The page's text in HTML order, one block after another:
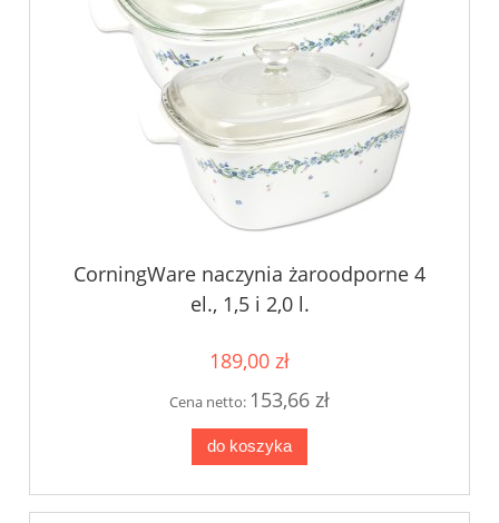
CorningWare naczynia żaroodporne 4
el., 1,5 i 2,0 l.
189,00 zł
Cena netto: 153,66 zł
do koszyka